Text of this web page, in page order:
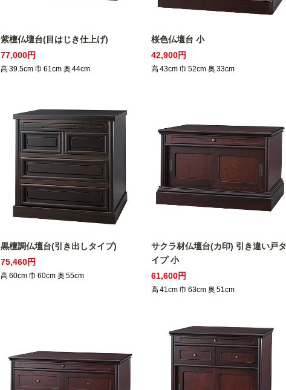
紫檀仏壇台(目はじき仕上げ)
77,000円
高39.5cm 巾 61cm 奥44cm
桜色仏壇台 小
42,900円
高43cm 巾 52cm 奥33cm
黒檀調仏壇台(引き出しタイプ)
75,460円
高60cm 巾 60cm 奥55cm
サクラ材仏壇台(カ印) 引き違い戸タ
イプ 小
61,600円
高41cm 巾 63cm 奥51cm